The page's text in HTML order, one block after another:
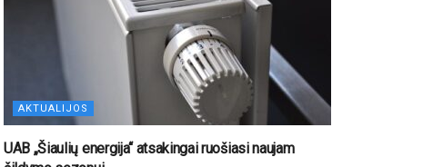
AKTUALIJOS
UAB „Šiaulių energija“ atsakingai ruošiasi naujam